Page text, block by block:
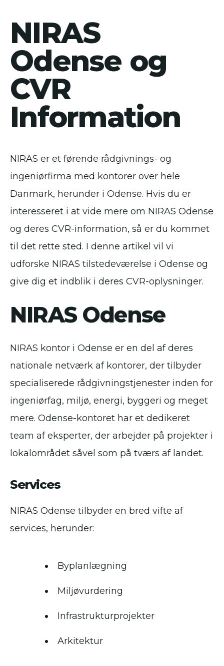
NIRAS
Odense og
CVR
Information
NIRAS er et førende rådgivnings- og
ingeniørfirma med kontorer over hele
Danmark, herunder i Odense. Hvis du er
interesseret i at vide mere om NIRAS Odense
og deres CVR-information, så er du kommet
til det rette sted. I denne artikel vil vi
udforske NIRAS tilstedeværelse i Odense og
give dig et indblik i deres CVR-oplysninger.
NIRAS Odense
NIRAS kontor i Odense er en del af deres
nationale netværk af kontorer, der tilbyder
specialiserede rådgivningstjenester inden for
ingeniørfag, miljø, energi, byggeri og meget
mere. Odense-kontoret har et dedikeret
team af eksperter, der arbejder på projekter i
lokalområdet såvel som på tværs af landet.
Services
NIRAS Odense tilbyder en bred vifte af
services, herunder:
Byplanlægning
Miljøvurdering
Infrastrukturprojekter
Arkitektur